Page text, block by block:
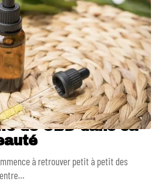
de CBD dans sa
à retrouver petit à petit des
…